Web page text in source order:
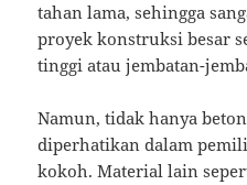
tahan lama, sehingga
proyek konstruksi besar
tinggi atau jembatan-
Namun, tidak hanya
diperhatikan dalam
kokoh. Material lain